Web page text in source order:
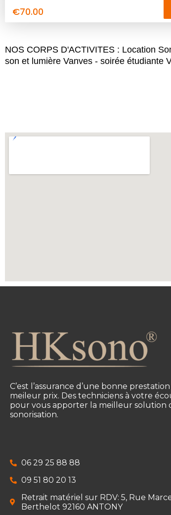
€70.00
NOS CORPS D'ACTIVITES : Location
son et lumière Vanves - soirée étudiante
C’est l’assurance d’une bonne
meileur prix. Des techniciens à votre
pour vous apporter la meilleur solution
sonorisation.
06 29 25 88 88
09 51 80 20 13
Retrait matériel sur RDV: 5, Rue
Berthelot 92160 ANTONY